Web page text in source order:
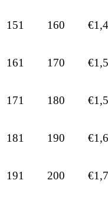
151 160
161 170
171 180
181 190
191 200